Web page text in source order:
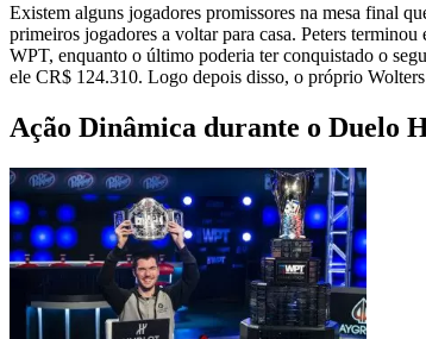
Existem alguns jogadores promissores na mesa final
primeiros jogadores a voltar para casa. Peters
WPT, enquanto o último poderia ter conquistado o
ele CR$ 124.310. Logo depois disso, o próprio
Ação Dinâmica durante o Duelo